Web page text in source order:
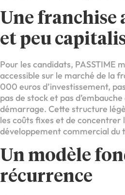
Une franchise
et peu
Pour les candidats, PASSTIME
accessible sur le marché de la
000 euros d’investissement,
pas de stock et pas
démarrage. Cette structure
les coûts fixes et de concentrer
développement commercial
Un modèle
récurrence